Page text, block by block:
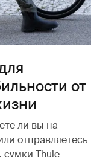
от
ли вы на
отправляетесь
сумки Thule